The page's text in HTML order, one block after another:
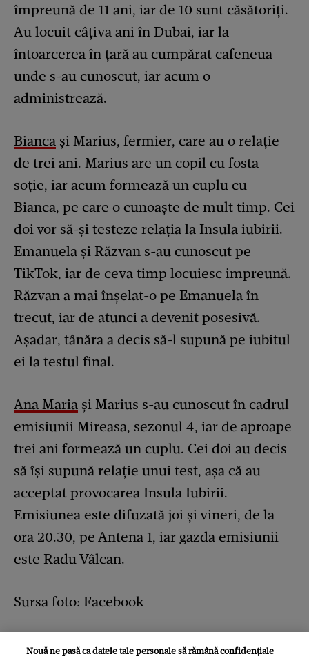
împreună de 11 ani, iar de 10 sunt căsătoriți.
Au locuit câțiva ani în Dubai, iar la
întoarcerea în țară au cumpărat cafeneua
unde s-au cunoscut, iar acum o
administrează.
Bianca și Marius, fermier, care au o relație
de trei ani. Marius are un copil cu fosta
soție, iar acum formează un cuplu cu
Bianca, pe care o cunoaște de mult timp. Cei
doi vor să-și testeze relația la Insula iubirii.
Emanuela și Răzvan s-au cunoscut pe
TikTok, iar de ceva timp locuiesc impreună.
Răzvan a mai înșelat-o pe Emanuela în
trecut, iar de atunci a devenit posesivă.
Așadar, tânăra a decis să-l supună pe iubitul
ei la testul final.
Ana Maria și Marius s-au cunoscut în cadrul
emisiunii Mireasa, sezonul 4, iar de aproape
trei ani formează un cuplu. Cei doi au decis
să își supună relație unui test, așa că au
acceptat provocarea Insula Iubirii.
Emisiunea este difuzată joi și vineri, de la
ora 20.30, pe Antena 1, iar gazda emisiunii
este Radu Vâlcan.
Sursa foto: Facebook
Nouă ne pasă ca datele tale personale să rămână confidențiale